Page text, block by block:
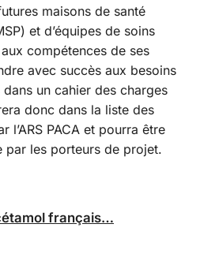
maisons de santé
et d’équipes de soins
compétences de ses
avec succès aux besoins
dans un cahier des charges
donc dans la liste des
l’ARS PACA et pourra être
par les porteurs de projet.
français…